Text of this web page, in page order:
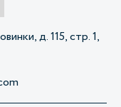
д. 115, стр. 1,